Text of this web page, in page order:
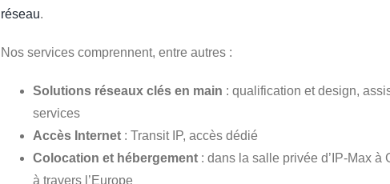
réseau.
Nos services comprennent, entre autres :
Solutions réseaux clés en main : qualification et design,
services
Accès Internet : Transit IP, accès dédié
Colocation et hébergement : dans la salle privée d’IP-Max
à travers l’Europe